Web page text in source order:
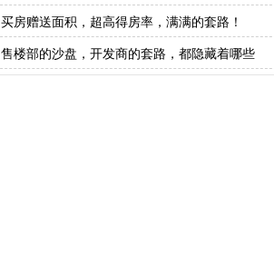
买房赠送面积，超高得房率，满满的套路！
售楼部的沙盘，开发商的套路，都隐藏着哪些